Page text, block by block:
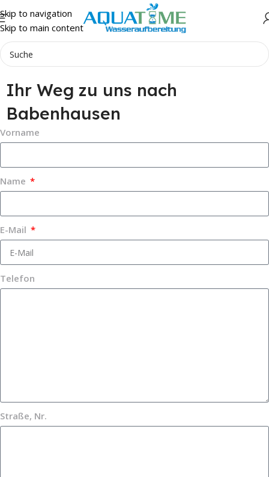
Skip to navigation
Skip to main content
Ihr Weg zu uns nach
Babenhausen
Vorname
Name
E-Mail
Telefon
Straße, Nr.